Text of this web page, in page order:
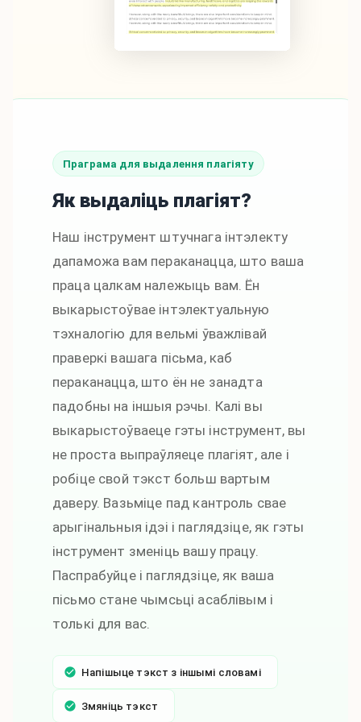
Праграма для выдалення плагіяту
Як выдаліць плагіят?
Наш інструмент штучнага інтэлекту
дапаможа вам пераканацца, што ваша
праца цалкам належыць вам. Ён
выкарыстоўвае інтэлектуальную
тэхналогію для вельмі ўважлівай
праверкі вашага пісьма, каб
пераканацца, што ён не занадта
падобны на іншыя рэчы. Калі вы
выкарыстоўваеце гэты інструмент, вы
не проста выпраўляеце плагіят, але і
робіце свой тэкст больш вартым
даверу. Вазьміце пад кантроль свае
арыгінальныя ідэі і паглядзіце, як гэты
інструмент зменіць вашу працу.
Паспрабуйце і паглядзіце, як ваша
пісьмо стане чымсьці асаблівым і
толькі для вас.
Напішыце тэкст з іншымі словамі
Змяніць тэкст